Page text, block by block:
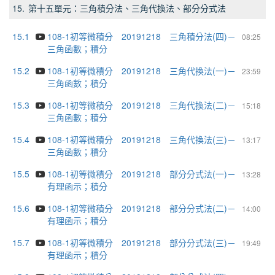
15. 第十五單元：三角積分法、三角代換法、部分分式法
15.1 08:25
108-1初等微積分 20191218 三角積分法(四)－
三角函數；積分
15.2
23:59
108-1初等微積分 20191218 三角代換法(一)－
三角函數；積分
15.3
15:18
108-1初等微積分 20191218 三角代換法(二)－
三角函數；積分
15.4
13:17
108-1初等微積分 20191218 三角代換法(三)－
三角函數；積分
15.5
13:28
108-1初等微積分 20191218 部分分式法(一)－
有理函示；積分
15.6
14:00
108-1初等微積分 20191218 部分分式法(二)－
有理函示；積分
15.7
19:49
108-1初等微積分 20191218 部分分式法(三)－
有理函示；積分